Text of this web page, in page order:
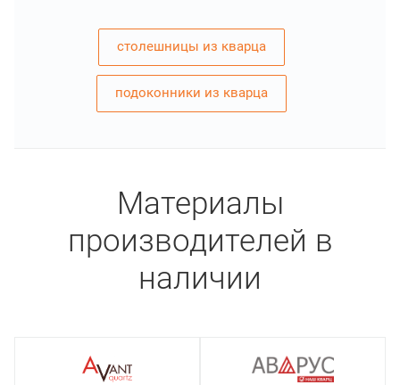
столешницы из кварца
подоконники из кварца
Материалы
производителей в
наличии